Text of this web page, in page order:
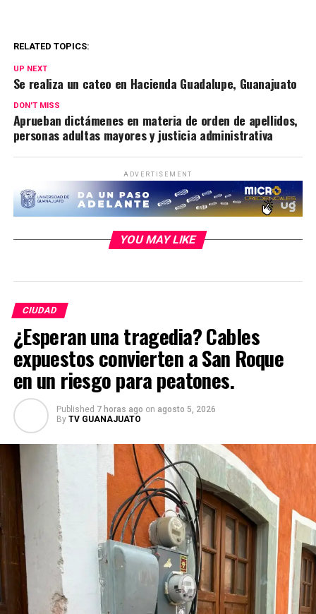
RELATED TOPICS:
UP NEXT
Se realiza un cateo en Hacienda Guadalupe, Guanajuato
DON'T MISS
Aprueban dictámenes en materia de orden de apellidos,
personas adultas mayores y justicia administrativa
ADVERTISEMENT
YOU MAY LIKE
CIUDAD
¿Esperan una tragedia? Cables
expuestos convierten a San Roque
en un riesgo para peatones.
Published 7 horas ago on agosto 5, 2026
By TV GUANAJUATO